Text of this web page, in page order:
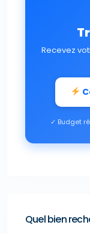
Recevez
✓ Budget
Quel bien